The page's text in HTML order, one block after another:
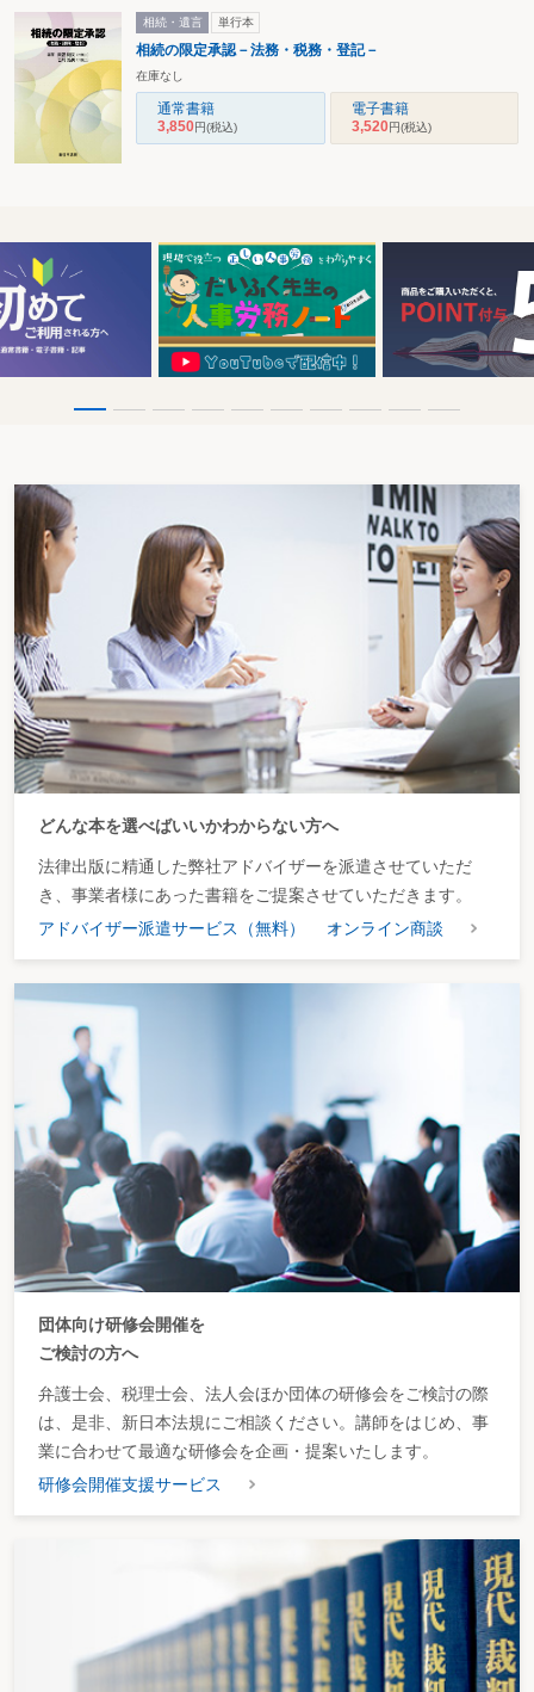
相続・遺言 単行本
相続の限定承認－法務・税務・登記－
在庫なし
通常書籍
3,850円(税込)
電子書籍
3,520円(税込)
どんな本を選べばいいかわからない方へ
法律出版に精通した弊社アドバイザーを派遣させていただ
き、事業者様にあった書籍をご提案させていただきます。
アドバイザー派遣サービス（無料）
オンライン商談
団体向け研修会開催を
ご検討の方へ
弁護士会、税理士会、法人会ほか団体の研修会をご検討の際
は、是非、新日本法規にご相談ください。講師をはじめ、事
業に合わせて最適な研修会を企画・提案いたします。
研修会開催支援サービス